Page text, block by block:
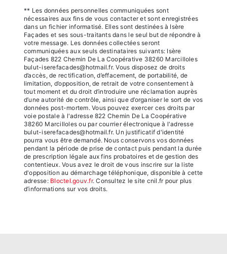
** Les données personnelles communiquées sont
nécessaires aux fins de vous contacter et sont enregistrées
dans un fichier informatisé. Elles sont destinées à Isère
Façades et ses sous-traitants dans le seul but de répondre à
votre message. Les données collectées seront
communiquées aux seuls destinataires suivants: Isère
Façades 822 Chemin De La Coopérative 38260 Marcilloles
bulut-iserefacades@hotmail.fr. Vous disposez de droits
d’accès, de rectification, d’effacement, de portabilité, de
limitation, d’opposition, de retrait de votre consentement à
tout moment et du droit d’introduire une réclamation auprès
d’une autorité de contrôle, ainsi que d’organiser le sort de vos
données post-mortem. Vous pouvez exercer ces droits par
voie postale à l'adresse 822 Chemin De La Coopérative
38260 Marcilloles ou par courrier électronique à l'adresse
bulut-iserefacades@hotmail.fr. Un justificatif d'identité
pourra vous être demandé. Nous conservons vos données
pendant la période de prise de contact puis pendant la durée
de prescription légale aux fins probatoires et de gestion des
contentieux. Vous avez le droit de vous inscrire sur la liste
d'opposition au démarchage téléphonique, disponible à cette
adresse: Bloctel.gouv.fr. Consultez le site cnil.fr pour plus
d’informations sur vos droits.